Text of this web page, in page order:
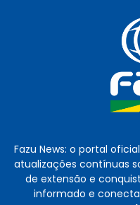
Fazu News: o portal
atualizações contínuas
de extensão e
informado e